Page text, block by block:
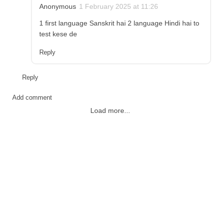
Anonymous 1 February 2025 at 11:26
1 first language Sanskrit hai 2 language Hindi hai to
test kese de
Reply
Reply
Add comment
Load more...